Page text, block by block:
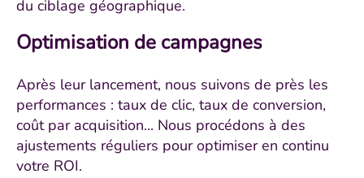
du ciblage géographique.
Optimisation de campagnes
Après leur lancement, nous suivons de près les
performances : taux de clic, taux de conversion,
coût par acquisition... Nous procédons à des
ajustements réguliers pour optimiser en continu
votre ROI.